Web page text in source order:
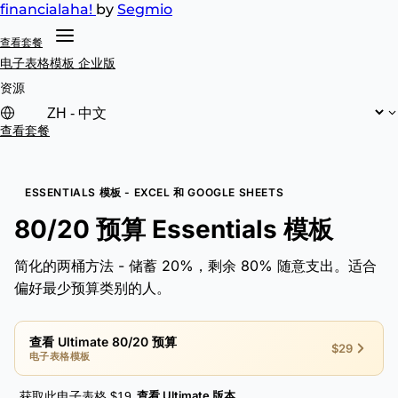
financialaha! by Segmio
查看套餐
电子表格模板 企业版
资源
查看套餐
ESSENTIALS 模板 - EXCEL 和 GOOGLE SHEETS
80/20 预算 Essentials 模板
简化的两桶方法 - 储蓄 20%，剩余 80% 随意支出。适合
偏好最少预算类别的人。
查看 Ultimate 80/20 预算
电子表格模板
$29